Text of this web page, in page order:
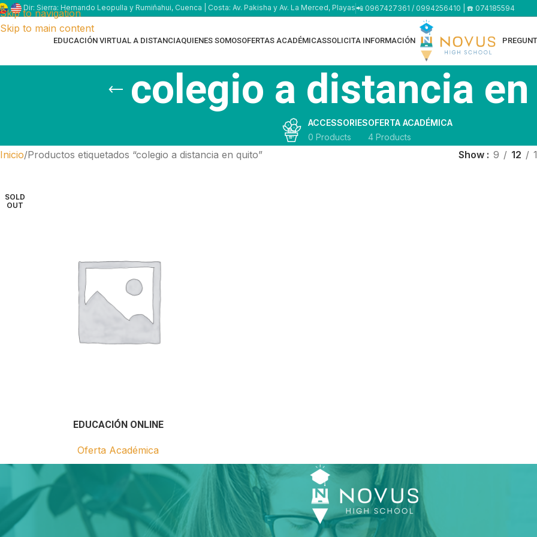
Skip to navigation
Skip to main content
Dir: Sierra: Hernando Leopulla y Rumiñahui, Cuenca | Costa: Av. Pakisha y Av. La Merced, Playas📲 0967427361 / 0994256410 | ☎️ 074185594
EDUCACIÓN VIRTUAL A DISTANCIAQUIENES SOMOSOFERTAS ACADÉMICASSOLICITA INFORMACIÓN
colegio a distancia
ACCESSORIES
0 Products
OFERTA ACADÉMICA
4 Products
Inicio Productos etiquetados “colegio a distancia en quito” Show 9 12
SOLD
OUT
EDUCACIÓN ONLINE
Oferta Académica